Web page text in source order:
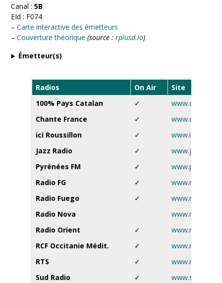
Canal :5B
EId : F074
–Carte interactive des émetteurs
–Couverture théorique (source :rplusd.io)
Émetteur(s)
Radios On Air
Site
100% Pays Catalan
✓
Chante France
✓
ici Roussillon
✓
www.ici.fr
Jazz Radio
✓
Pyrénées FM
✓
Radio FG
✓
Radio Fuego
✓
Radio Nova
www.nova.fr
Radio Orient
✓
RCF Occitanie Médit.
✓
www.rcf.fr
RTS
✓
Sud Radio
✓